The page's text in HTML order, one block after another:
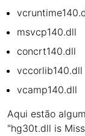
msvcp140.dll
concrt140.dll
vccorlib140.dll
vcamp140.dll
Aqui estão
"hg30t.dll is